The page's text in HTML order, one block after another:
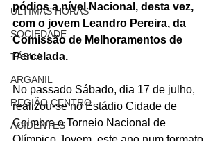
ÚLTIMAS HORAS
SOCIEDADE
TÁBUA
ARGANIL
REGIÃO CENTRO
ACIDENTES
pódios a nível Nacional, desta vez,
com o jovem Leandro Pereira, da
Comissão de Melhoramentos de
Percelada.
No passado Sábado, dia 17 de julho,
realizou-se no Estádio Cidade de
Coimbra o Torneio Nacional de